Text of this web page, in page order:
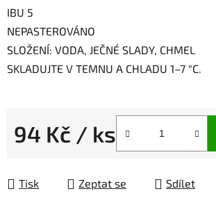
IBU 5
NEPASTEROVÁNO
SLOŽENÍ: VODA, JEČNÉ SLADY, CHMEL
SKLADUJTE V TEMNU A CHLADU 1–7 °C.
94 Kč / ks
Tisk Zeptat se Sdílet